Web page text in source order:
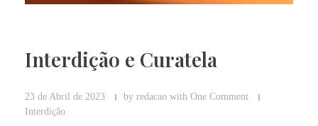
Interdição e Curatela
23 de Abril de 2023 by redacao with One Comment
Interdição